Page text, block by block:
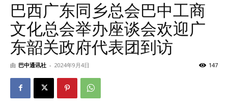
巴西广东同乡总会巴中工商
文化总会举办座谈会欢迎广
东韶关政府代表团到访
由 巴中通讯社 - 2024年9月4日 147